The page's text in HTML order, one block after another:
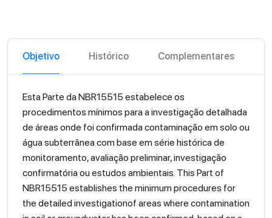
Objetivo Histórico Complementares
Esta Parte da NBR15515 estabelece os
procedimentos mínimos para a investigação detalhada
de áreas onde foi confirmada contaminação em solo ou
água subterrânea com base em série histórica de
monitoramento, avaliação preliminar, investigação
confirmatória ou estudos ambientais. This Part of
NBR15515 establishes the minimum procedures for
the detailed investigationof areas where contamination